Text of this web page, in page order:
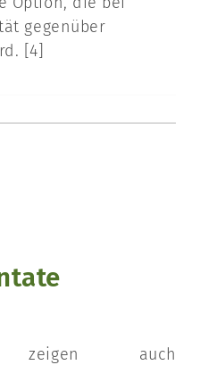
gegenüber
[4]
zeigen auch